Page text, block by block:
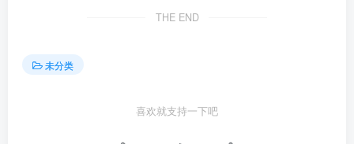
THE END
未分类
喜欢就支持一下吧